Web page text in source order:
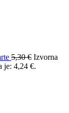
5,30€ Izvorna
je: 4,24 €.